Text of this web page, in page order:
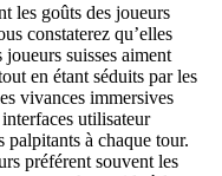
les goûts des joueurs
constaterez qu’elles
suisses aiment
en étant séduits par les
vivances immersives
utilisateur
palpitants à chaque tour.
préférent souvent les